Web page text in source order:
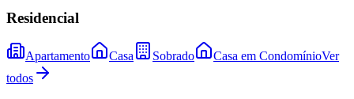
Residencial
Apartamento Casa Sobrado Casa em CondomínioVer
todos